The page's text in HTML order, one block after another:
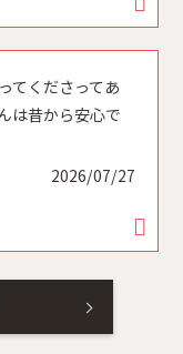
てくださってあ
は昔から安心で
2026/07/27